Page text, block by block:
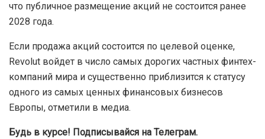
что публичное размещение акций не состоится ранее
2028 года.
Если продажа акций состоится по целевой оценке,
Revolut войдет в число самых дорогих частных финтех-
компаний мира и существенно приблизится к статусу
одного из самых ценных финансовых бизнесов
Европы, отметили в медиа.
Будь в курсе! Подписывайся на Телеграм.